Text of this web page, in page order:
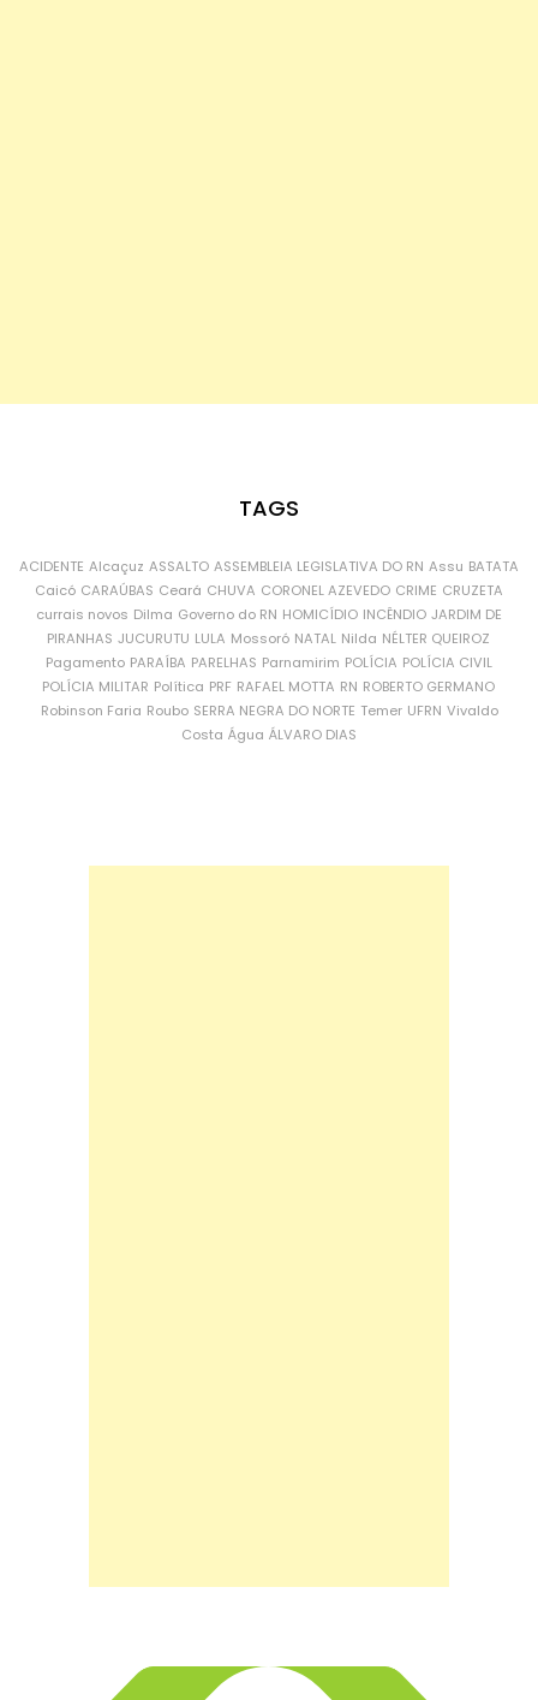
TAGS
ACIDENTE Alcaçuz ASSALTO ASSEMBLEIA LEGISLATIVA DO RN Assu BATATA
Caicó CARAÚBAS Ceará CHUVA CORONEL AZEVEDO CRIME CRUZETA
currais novos Dilma Governo do RN HOMICÍDIO INCÊNDIO JARDIM DE
PIRANHAS JUCURUTU LULA Mossoró NATAL Nilda NÉLTER QUEIROZ
Pagamento PARAÍBA PARELHAS Parnamirim POLÍCIA POLÍCIA CIVIL
POLÍCIA MILITAR Política PRF RAFAEL MOTTA RN ROBERTO GERMANO
Robinson Faria Roubo SERRA NEGRA DO NORTE Temer UFRN Vivaldo
Costa Água ÁLVARO DIAS